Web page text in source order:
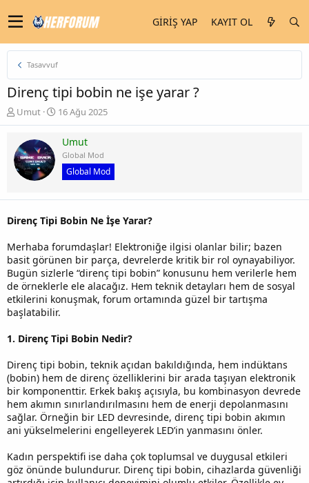
GIRIŞ YAP KAYIT OL
Tasavvuf
Direnç tipi bobin ne işe yarar ?
K
o
u
y
u
a
l
t
a
n
Umut
B
a
ı
r
i
h
i
16 Ağu 2025
Umut
Global Mod
Global Mod
Direnç Tipi Bobin Ne İşe Yarar?
Merhaba forumdaşlar! Elektroniğe ilgisi olanlar bilir; bazen
basit görünen bir parça, devrelerde kritik bir rol oynayabiliyor.
Bugün sizlerle “direnç tipi bobin” konusunu hem verilerle hem
de örneklerle ele alacağız. Hem teknik detayları hem de sosyal
etkilerini konuşmak, forum ortamında güzel bir tartışma
başlatabilir.
1. Direnç Tipi Bobin Nedir?
Direnç tipi bobin, teknik açıdan bakıldığında, hem indüktans
(bobin) hem de direnç özelliklerini bir arada taşıyan elektronik
bir komponenttir. Erkek bakış açısıyla, bu kombinasyon devrede
hem akımın sınırlandırılmasını hem de enerji depolanmasını
sağlar. Örneğin bir LED devresinde, direnç tipi bobin akımın
ani yükselmelerini engelleyerek LED’in yanmasını önler.
Kadın perspektifi ise daha çok toplumsal ve duygusal etkileri
göz önünde bulundurur. Direnç tipi bobin, cihazlarda güvenliği